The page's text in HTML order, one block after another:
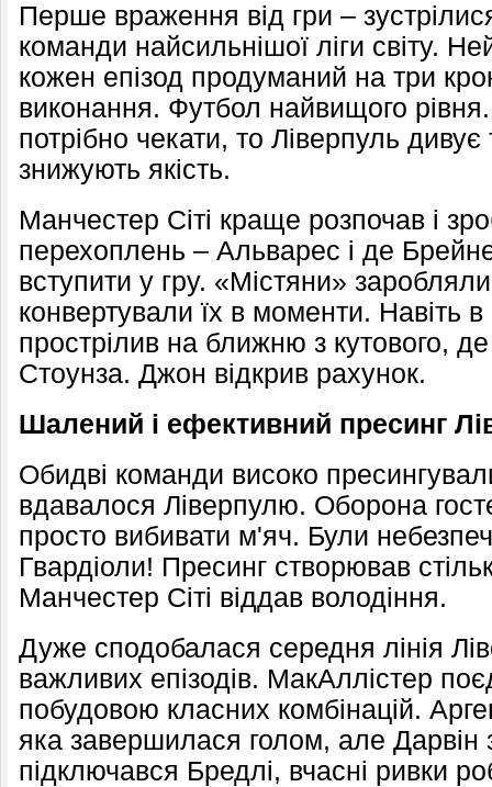
Перше враження від гри –
команди найсильнішої ліги світу.
кожен епізод продуманий на три
виконання. Футбол найвищого рівня.
потрібно чекати, то Ліверпуль
знижують якість.
Манчестер Сіті краще розпочав і
перехоплень – Альварес і де
вступити у гру. «Містяни»
конвертували їх в моменти. Навіть
прострілив на ближню з кутового,
Стоунза. Джон відкрив рахунок.
Шалений і ефективний пресинг
Обидві команди високо
вдавалося Ліверпулю. Оборона
просто вибивати м'яч. Були
Гвардіоли! Пресинг створював
Манчестер Сіті віддав володіння.
Дуже сподобалася середня лінія
важливих епізодів. МакАллістер
побудовою класних комбінацій.
яка завершилася голом, але Дарвін
підключався Бредлі, вчасні ривки